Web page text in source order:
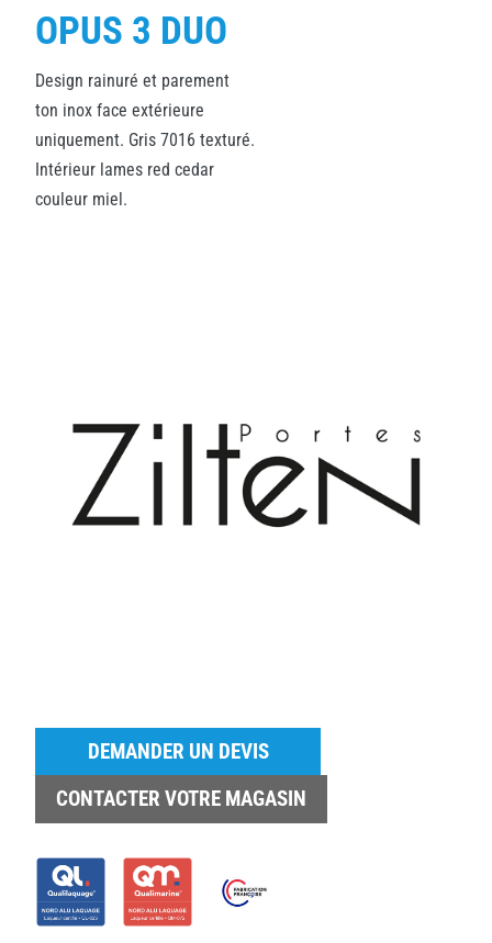
OPUS 3 DUO
Design rainuré et parement
ton inox face extérieure
uniquement. Gris 7016 texturé.
Intérieur lames red cedar
couleur miel.
DEMANDER UN DEVIS
CONTACTER VOTRE MAGASIN